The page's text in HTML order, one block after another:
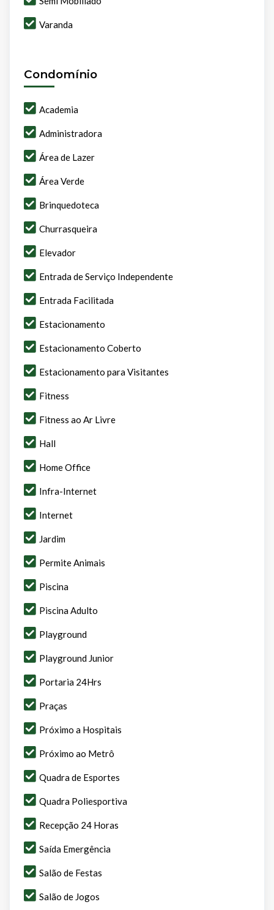
Varanda
Condomínio
Academia
Administradora
Área de Lazer
Área Verde
Brinquedoteca
Churrasqueira
Elevador
Entrada de Serviço Independente
Entrada Facilitada
Estacionamento
Estacionamento Coberto
Estacionamento para Visitantes
Fitness
Fitness ao Ar Livre
Hall
Home Office
Infra-Internet
Internet
Jardim
Permite Animais
Piscina
Piscina Adulto
Playground
Playground Junior
Portaria 24Hrs
Praças
Próximo a Hospitais
Próximo ao Metrô
Quadra de Esportes
Quadra Poliesportiva
Recepção 24 Horas
Saída Emergência
Salão de Festas
Salão de Jogos